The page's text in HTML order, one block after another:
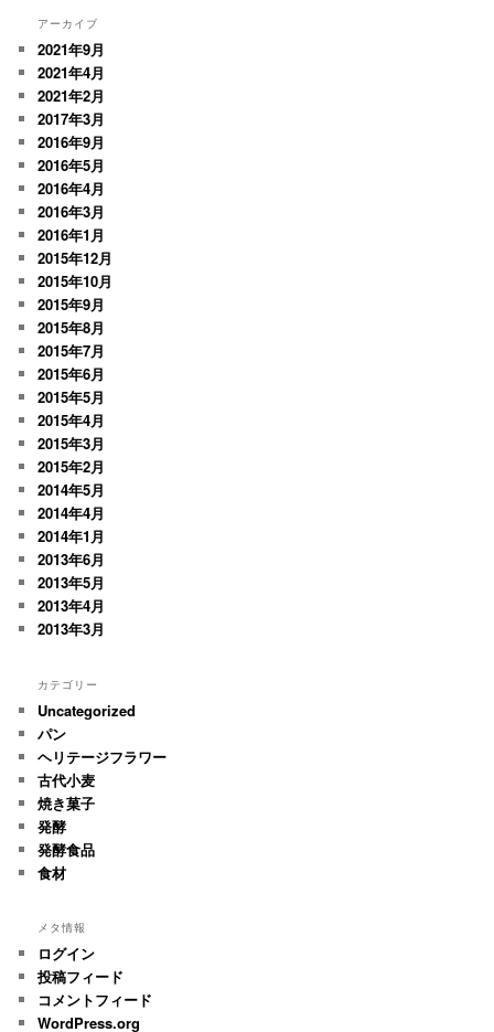
アーカイブ
2021年9月
2021年4月
2021年2月
2017年3月
2016年9月
2016年5月
2016年4月
2016年3月
2016年1月
2015年12月
2015年10月
2015年9月
2015年8月
2015年7月
2015年6月
2015年5月
2015年4月
2015年3月
2015年2月
2014年5月
2014年4月
2014年1月
2013年6月
2013年5月
2013年4月
2013年3月
カテゴリー
Uncategorized
パン
ヘリテージフラワー
古代小麦
焼き菓子
発酵
発酵食品
食材
メタ情報
ログイン
投稿フィード
コメントフィード
WordPress.org